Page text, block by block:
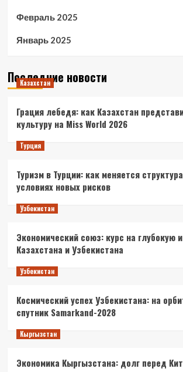
Февраль 2025
Январь 2025
Последние новости
Казахстан
Грация лебедя: как Казахстан
культуру на Miss World 2026
Турция
Туризм в Турции: как меняется
условиях новых рисков
Узбекистан
Экономический союз: курс на глубокую
Казахстана и Узбекистана
Узбекистан
Космический успех Узбекистана: на
спутник Samarkand-2028
Кыргызстан
Экономика Кыргызстана: долг перед